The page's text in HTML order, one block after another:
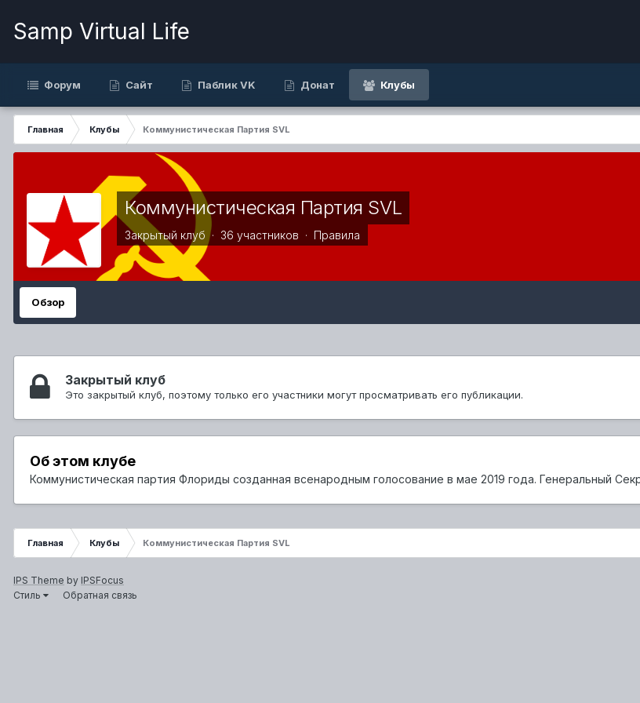
Samp Virtual Life
Форум Сайт Паблик VK Донат Клубы
Главная Клубы Коммунистическая Партия SVL
Коммунистическая Партия SVL
Закрытый клуб · 36 участников · Правила
Обзор
Закрытый клуб
Это закрытый клуб, поэтому только его участники могут просматривать его публикации.
Об этом клубе
Коммунистическая партия Флориды созданная всенародным голосование в мае 2019 года. Генеральный
Главная Клубы Коммунистическая Партия SVL
IPS Theme by IPSFocus
Стиль
Обратная связь